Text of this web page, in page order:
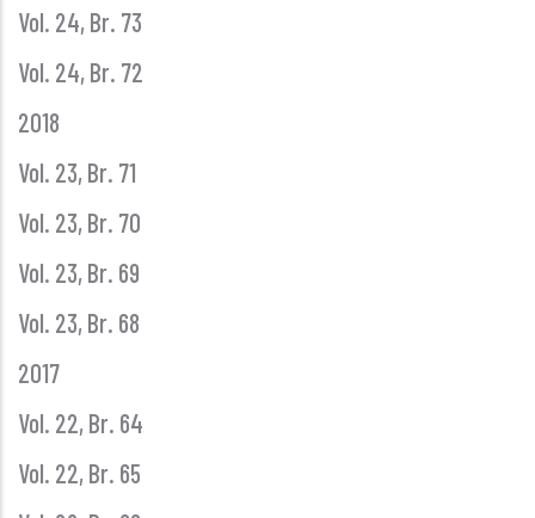
Vol. 24, Br. 73
Vol. 24, Br. 72
2018
Vol. 23, Br. 71
Vol. 23, Br. 70
Vol. 23, Br. 69
Vol. 23, Br. 68
2017
Vol. 22, Br. 64
Vol. 22, Br. 65